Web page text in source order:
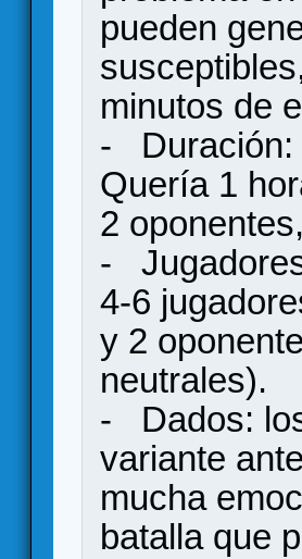
pueden
minutos de
- Duración:
Quería 1
2
-
4-6
y 2
neutrales).
- Dados:
variante
mucha
batalla que